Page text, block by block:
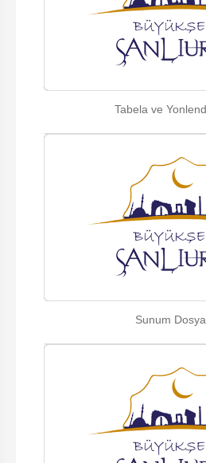
Tabela ve
Sunum